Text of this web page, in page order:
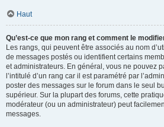
Haut
Qu’est-ce que mon rang et comment le
Les rangs, qui peuvent être associés au nom
de messages postés ou identifient certains
et administrateurs. En général, vous ne pouvez
l’intitulé d’un rang car il est paramétré par
poster des messages sur le forum dans le seul
supérieur. Sur la plupart des forums, cette
modérateur (ou un administrateur) peut
messages.